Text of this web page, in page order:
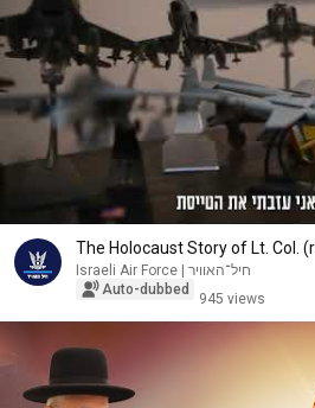
The Holocaust Story of Lt. Col.
Israeli Air Force | חיל־האוויר
Auto-dubbed
945 views